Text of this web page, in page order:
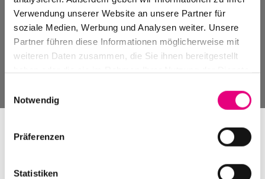
Verwendung unserer Website an unsere Partner für
soziale Medien, Werbung und Analysen weiter. Unsere
Partner führen diese Informationen möglicherweise mit
weiteren Daten zusammen, die Sie ihnen bereitgestellt
Notwendig
Präferenzen
Statistiken
Events Archive
Past events, festivals, and venues